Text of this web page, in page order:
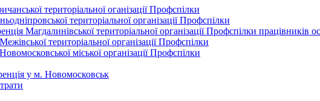
територіальної оганізації Профспілки
територіальної організації Профспілки
Магдалинівської територіальної організації Профспілки працівників
територіальної організації Профспілки
міської організації Профспілки
у м. Новомосковськ